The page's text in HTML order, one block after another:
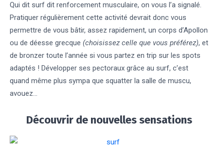
Qui dit surf dit renforcement musculaire, on vous l’a signalé.
Pratiquer régulièrement cette activité devrait donc vous
permettre de vous bâtir, assez rapidement, un corps d’Apollon
ou de déesse grecque (choisissez celle que vous préférez), et
de bronzer toute l’année si vous partez en trip sur les spots
adaptés ! Développer ses pectoraux grâce au surf, c’est
quand même plus sympa que squatter la salle de muscu,
avouez…
Découvrir de nouvelles sensations